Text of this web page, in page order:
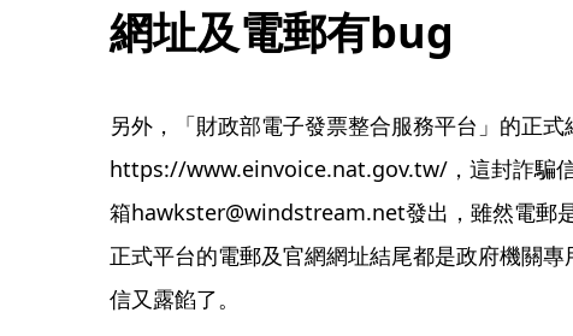
網址及電郵有bug
另外，「財政部電子發票整合服務平台」的正式
https://www.einvoice.nat.gov.tw/，這封詐騙
箱hawkster@windstream.net發出，雖然電郵
正式平台的電郵及官網網址結尾都是政府機關
信又露餡了。